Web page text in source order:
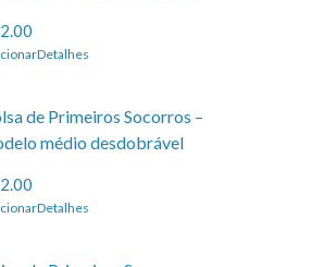
Detalhes
de Primeiros Socorros –
médio desdobrável
Detalhes